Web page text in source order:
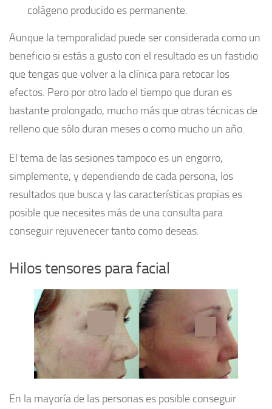
colágeno producido es permanente.
Aunque la temporalidad puede ser considerada como un
beneficio si estás a gusto con el resultado es un fastidio
que tengas que volver a la clínica para retocar los
efectos. Pero por otro lado el tiempo que duran es
bastante prolongado, mucho más que otras técnicas de
relleno que sólo duran meses o como mucho un año.
El tema de las sesiones tampoco es un engorro,
simplemente, y dependiendo de cada persona, los
resultados que busca y las características propias es
posible que necesites más de una consulta para
conseguir rejuvenecer tanto como deseas.
Hilos tensores para facial
En la mayoría de las personas es posible conseguir